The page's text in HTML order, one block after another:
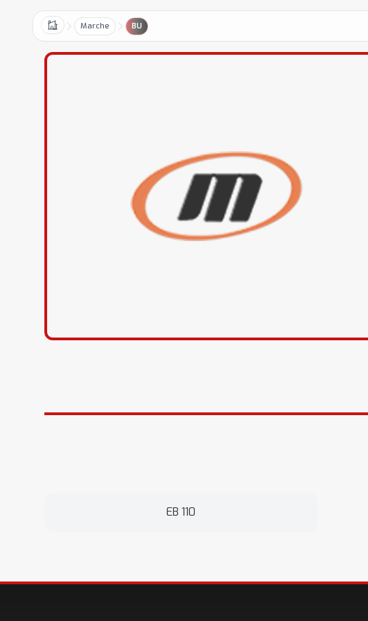
Home Marche BU
EB 110